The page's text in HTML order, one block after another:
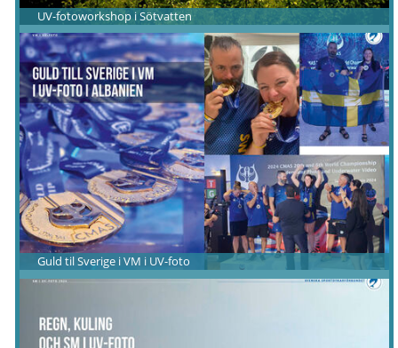
UV-fotoworkshop i Sötvatten
Guld til Sverige i VM i UV-foto